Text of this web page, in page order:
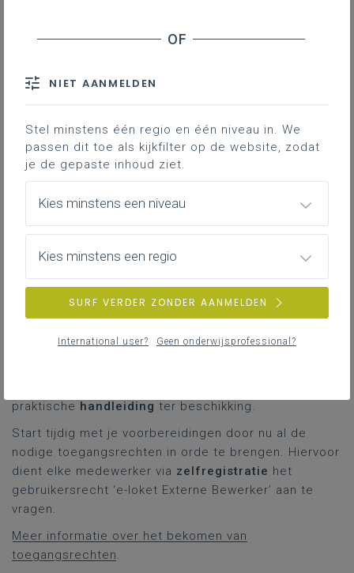
interne applicatie die AGION nu hanteert voor de
ingrijpende digitale wijziging voor AGION en voor onze
besturen!
aanvraag in via een e-formulier
en kan je je
dossiers opvolgen via het e-loket van AGION.
mail behoort dan finaal tot het verleden.
Aanvullend zal je via dite-loket:
taken kunnen beheren en uitvoeren;
facturen en documenten kunnen opladen;
toegang tot jouw dossiers.
praktische handleiding ter beschikking.
Start tijdig met je voorbereidingen door nu al de
nodige toegangsrechten in orde te brengen. Hiervoor
dient elke medewerker via zelfregistratie het
gebruikersrecht ‘e-loket Externe Bewerker’ aan te
vragen.
Meer informatie over het bekomen van
toegangsrechten.
NIET AANMELDEN
Stel minstens één regio en één niveau in. We
passen dit toe als kijkfilter op de website, zodat
je de gepaste inhoud ziet.
Kies minstens een niveau
Kies minstens een regio
SURF VERDER ZONDER AANMELDEN
International user? Geen onderwijsprofessional?